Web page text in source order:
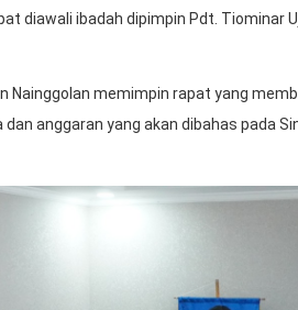
diawali ibadah dipimpin Pdt. Tiominar
Nainggolan memimpin rapat yang
dan anggaran yang akan dibahas pada